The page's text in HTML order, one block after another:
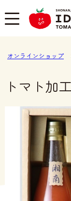
オンラインショップ
トマト加